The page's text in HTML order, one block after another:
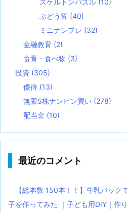
スケルトンパズル (10)
ぶどう算 (40)
ミニナンプレ (32)
金融教育 (2)
食育・食べ物 (3)
投資 (305)
優待 (13)
無限S株ナンピン買い (278)
配当金 (10)
最近のコメント
【総本数 150本！！】牛乳パッ
子を作ってみた ｜子ども用DIY｜作